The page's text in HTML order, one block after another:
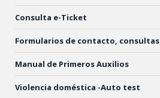
Consulta e-Ticket
Formularios de contacto, consultas
Manual de Primeros Auxilios
Violencia doméstica -Auto test